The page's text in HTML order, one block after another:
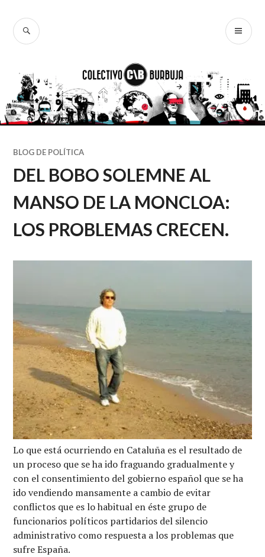
contenido
BUSCAR
BLOG DE POLÍTICA
DEL BOBO SOLEMNE AL
MANSO DE LA MONCLOA:
LOS PROBLEMAS CRECEN.
Lo que está ocurriendo en Cataluña es el resultado de
un proceso que se ha ido fraguando gradualmente y
con el consentimiento del gobierno español que se ha
ido vendiendo mansamente a cambio de evitar
conflictos que es lo habitual en éste grupo de
funcionarios políticos partidarios del silencio
administrativo como respuesta a los problemas que
sufre España.